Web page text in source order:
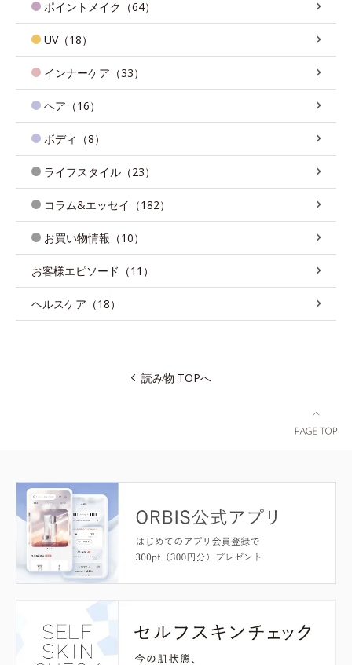
ポイントメイク（64）
UV（18）
インナーケア（33）
ヘア（16）
ボディ（8）
ライフスタイル（23）
コラム&エッセイ（182）
お買い物情報（10）
お客様エピソード（11）
ヘルスケア（18）
読み物 TOPへ